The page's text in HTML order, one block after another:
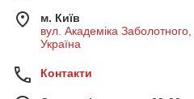
м. Київ
вул. Академіка
Україна
Контакти